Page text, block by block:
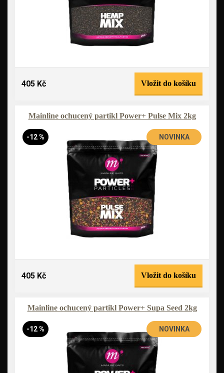
405 Kč Vložit do košíku
Mainline ochucený partikl Power+ Pulse Mix 2kg
-12 % NOVINKA
405 Kč Vložit do košíku
Mainline ochucený partikl Power+ Supa Seed 2kg
-12 % NOVINKA